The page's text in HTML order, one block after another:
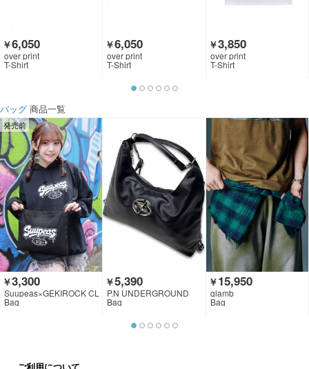
￥6,050
over print
T-Shirt
￥6,050
over print
T-Shirt
￥3,850
over print
T-Shirt
バッグ 商品一覧
発売前
￥3,300
Suupeas×GEKIROCK CL
OTHING
Bag
￥5,390
P.N UNDERGROUND
Bag
￥15,950
glamb
Bag